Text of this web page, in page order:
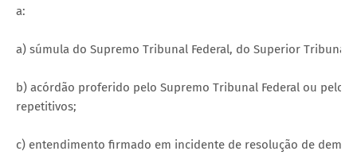
a:
a) súmula do Supremo Tribunal Federal, do Superior
b) acórdão proferido pelo Supremo Tribunal Federal ou pelo
repetitivos;
c) entendimento firmado em incidente de resolução de